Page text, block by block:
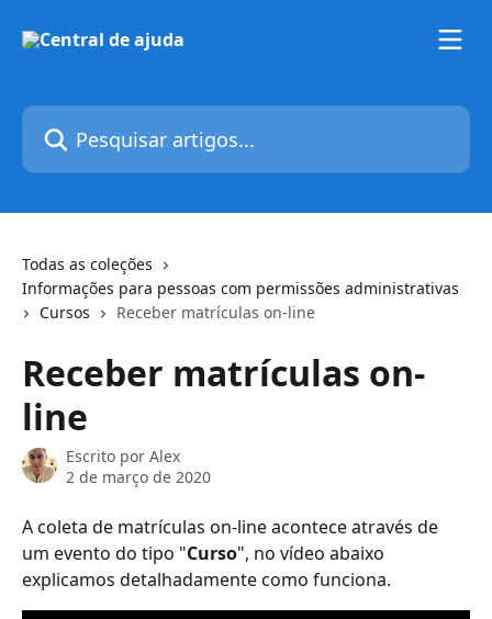
Pesquisar artigos...
Todas as coleções
Informações para pessoas com permissões administrativas
Cursos
Receber matrículas on-line
Receber matrículas on-
line
Escrito por Alex
2 de março de 2020
A coleta de matrículas on-line acontece através de
um evento do tipo "Curso", no vídeo abaixo
explicamos detalhadamente como funciona.